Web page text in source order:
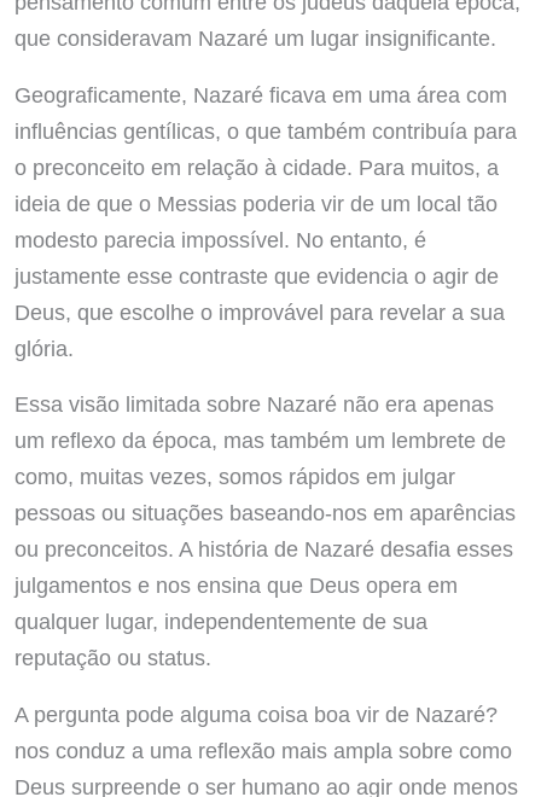
que consideravam Nazaré um lugar insignificante.
Geograficamente, Nazaré ficava em uma área com
influências gentílicas, o que também contribuía para
o preconceito em relação à cidade. Para muitos, a
ideia de que o Messias poderia vir de um local tão
modesto parecia impossível. No entanto, é
justamente esse contraste que evidencia o agir de
Deus, que escolhe o improvável para revelar a sua
glória.
Essa visão limitada sobre Nazaré não era apenas
um reflexo da época, mas também um lembrete de
como, muitas vezes, somos rápidos em julgar
pessoas ou situações baseando-nos em aparências
ou preconceitos. A história de Nazaré desafia esses
julgamentos e nos ensina que Deus opera em
qualquer lugar, independentemente de sua
reputação ou status.
A pergunta pode alguma coisa boa vir de Nazaré?
nos conduz a uma reflexão mais ampla sobre como
Deus surpreende o ser humano ao agir onde menos